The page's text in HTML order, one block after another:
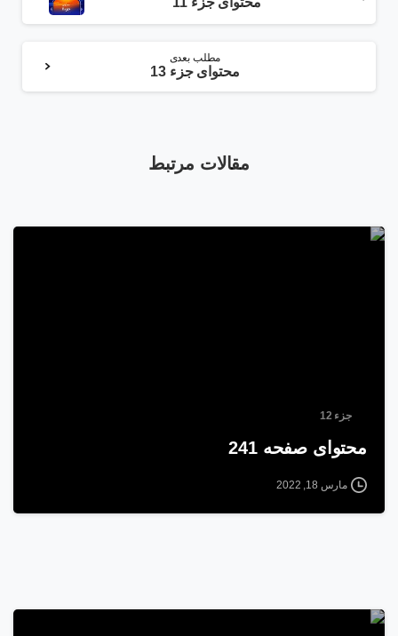
مطلب
مطلب بعدی
محتوای جزء 13
مقالات مرتبط
جزء 12
محتوای صفحه 241
مارس 18, 2022